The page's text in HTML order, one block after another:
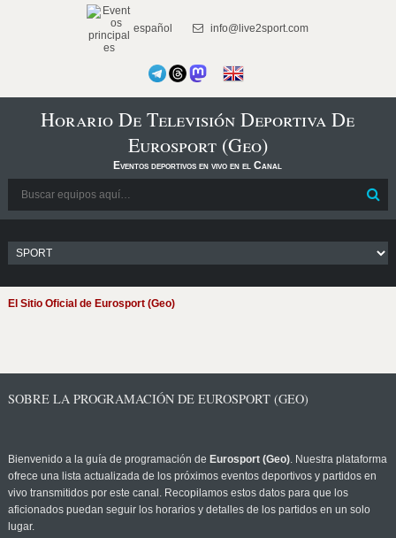
español info@live2sport.com
Horario De Televisión Deportiva De
Eurosport (Geo)
Eventos deportivos en vivo en el Canal
El Sitio Oficial de Eurosport (Geo)
SOBRE LA PROGRAMACIÓN DE EUROSPORT (GEO)
Bienvenido a la guía de programación de Eurosport (Geo). Nuestra plataforma
ofrece una lista actualizada de los próximos eventos deportivos y partidos en
vivo transmitidos por este canal. Recopilamos estos datos para que los
aficionados puedan seguir los horarios y detalles de los partidos en un solo
lugar.